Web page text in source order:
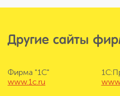
Другие сайты
Фирма "1С"
www.1c.ru